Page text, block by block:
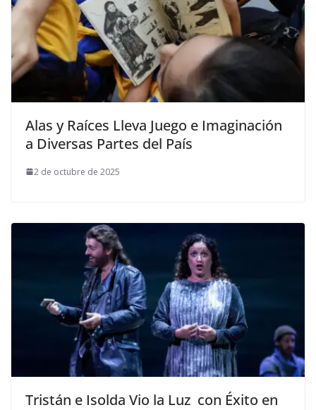
Alas y Raíces Lleva Juego e Imaginación
a Diversas Partes del País
2 de octubre de 2025
Tristán e Isolda Vio la Luz con Éxito en